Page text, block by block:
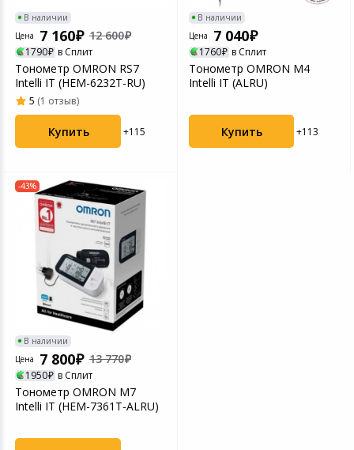
В наличии
Цена
7 160 12 600
1790 в Сплит
Тонометр OMRON RS7
Intelli IT (HEM-6232T-RU)
5 (1 отзыв)
Купить +115
В наличии
Цена
7 040
1760 в Сплит
Тонометр OMRON M4
Intelli IT (ALRU)
Купить +113
-43%
В наличии
Цена
7 800 13 770
1950 в Сплит
Тонометр OMRON М7
Intelli IT (HEM-7361T-ALRU)
Программное
Устройства
Товары для дачи и сада
Музыкальные инструменты
Канцтовары
Аксессуары
Системы безопасности
Торговое оборудование
Умный дом
Системы видеонаблюдения
Уцененные товары